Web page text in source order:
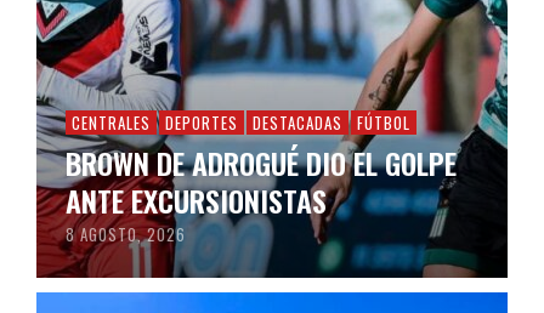
CENTRALES DEPORTES DESTACADAS FÚTBOL
BROWN DE ADROGUÉ DIO EL GOLPE
ANTE EXCURSIONISTAS
8 AGOSTO, 2026